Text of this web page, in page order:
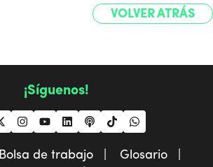
VOLVER ATRÁS
¡Síguenos!
Bolsa de trabajo |
Glosario |